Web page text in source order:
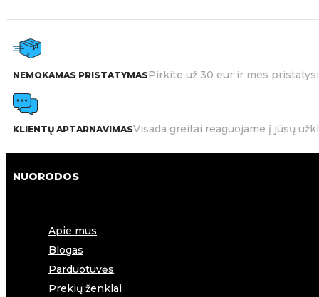
NEMOKAMAS PRISTATYMASPirkite už 30 eur ir mes
KLIENTŲ APTARNAVIMASVisada greitai reaguojame į jūsų
NUORODOS
Apie mus
Blogas
Parduotuvės
Prekių ženklai